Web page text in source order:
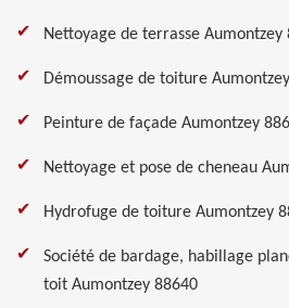
Nettoyage de terrasse Aumontzey
Démoussage de toiture
Peinture de façade Aumontzey
Nettoyage et pose de cheneau
Hydrofuge de toiture Aumontzey
Société de bardage, habillage
toit Aumontzey 88640